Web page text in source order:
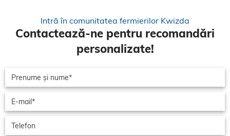
Intră în comunitatea fermierilor Kwizda
Contactează-ne pentru recomandări
personalizate!